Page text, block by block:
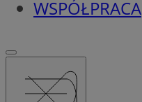
WSPÓŁPRACA